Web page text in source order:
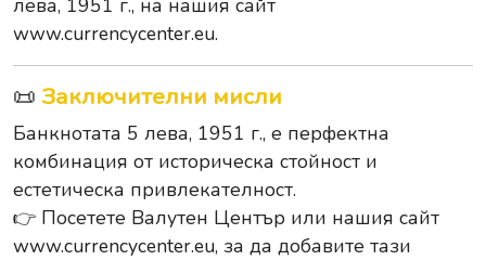
лева, 1951 г., на нашия сайт
www.currencycenter.eu.
📜 Заключителни мисли
Банкнотата 5 лева, 1951 г., е перфектна
комбинация от историческа стойност и
естетическа привлекателност.
👉 Посетете Валутен Център или нашия сайт
www.currencycenter.eu, за да добавите тази